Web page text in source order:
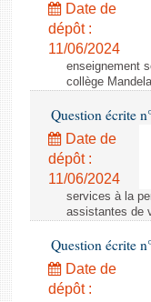
Date de
dépôt :
11/06/2024
enseignement
collège
Question écrite
Date de
dépôt :
11/06/2024
services à la
assistantes de
Question écrite
Date de
dépôt :